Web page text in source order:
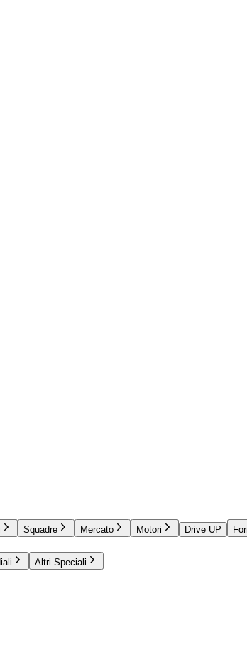
Squadre Mercato Motori Drive UP
Altri Speciali